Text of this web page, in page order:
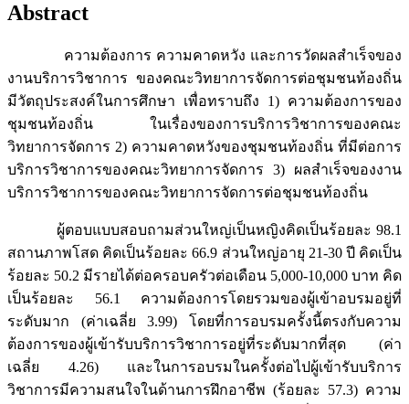
Abstract
ความต้องการ ความคาดหวัง และการวัดผลสำเร็จของ
งานบริการวิชาการ ของคณะวิทยาการจัดการต่อชุมชนท้องถิ่น
มีวัตถุประสงค์ในการศึกษา เพื่อทราบถึง 1) ความต้องการของ
ชุมชนท้องถิ่น ในเรื่องของการบริการวิชาการของคณะ
วิทยาการจัดการ 2) ความคาดหวังของชุมชนท้องถิ่น ที่มีต่อการ
บริการวิชาการของคณะวิทยาการจัดการ 3) ผลสำเร็จของงาน
บริการวิชาการของคณะวิทยาการจัดการต่อชุมชนท้องถิ่น
ผู้ตอบแบบสอบถามส่วนใหญ่เป็นหญิงคิดเป็นร้อยละ 98.1
สถานภาพโสด คิดเป็นร้อยละ 66.9 ส่วนใหญ่อายุ 21-30 ปี คิดเป็น
ร้อยละ 50.2 มีรายได้ต่อครอบครัวต่อเดือน 5,000-10,000 บาท คิด
เป็นร้อยละ 56.1 ความต้องการโดยรวมของผู้เข้าอบรมอยู่ที่
ระดับมาก (ค่าเฉลี่ย 3.99) โดยที่การอบรมครั้งนี้ตรงกับความ
ต้องการของผู้เข้ารับบริการวิชาการอยู่ที่ระดับมากที่สุด (ค่า
เฉลี่ย 4.26) และในการอบรมในครั้งต่อไปผู้เข้ารับบริการ
วิชาการมีความสนใจในด้านการฝึกอาชีพ (ร้อยละ 57.3) ความ